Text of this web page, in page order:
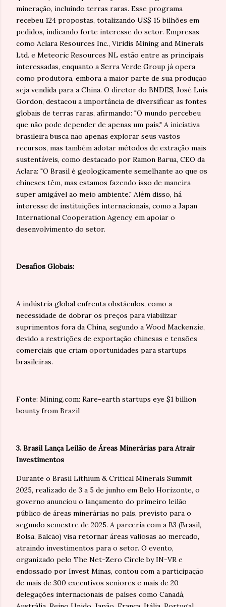
mineração, incluindo terras raras. Esse programa
recebeu 124 propostas, totalizando US$ 15 bilhões em
pedidos, indicando forte interesse do setor. Empresas
como Aclara Resources Inc., Viridis Mining and Minerals
Ltd. e Meteoric Resources NL estão entre as principais
interessadas, enquanto a Serra Verde Group já opera
como produtora, embora a maior parte de sua produção
seja vendida para a China. O diretor do BNDES, José Luis
Gordon, destacou a importância de diversificar as fontes
globais de terras raras, afirmando: "O mundo percebeu
que não pode depender de apenas um país." A iniciativa
brasileira busca não apenas explorar seus vastos
recursos, mas também adotar métodos de extração mais
sustentáveis, como destacado por Ramon Barua, CEO da
Aclara: "O Brasil é geologicamente semelhante ao que os
chineses têm, mas estamos fazendo isso de maneira
super amigável ao meio ambiente." Além disso, há
interesse de instituições internacionais, como a Japan
International Cooperation Agency, em apoiar o
desenvolvimento do setor.
Desafios Globais:
A indústria global enfrenta obstáculos, como a
necessidade de dobrar os preços para viabilizar
suprimentos fora da China, segundo a Wood Mackenzie,
devido a restrições de exportação chinesas e tensões
comerciais que criam oportunidades para startups
brasileiras.
Fonte: Mining.com: Rare-earth startups eye $1 billion
bounty from Brazil
3. Brasil Lança Leilão de Áreas Minerárias para Atrair
Investimentos
Durante o Brasil Lithium & Critical Minerals Summit
2025, realizado de 3 a 5 de junho em Belo Horizonte, o
governo anunciou o lançamento do primeiro leilão
público de áreas minerárias no país, previsto para o
segundo semestre de 2025. A parceria com a B3 (Brasil,
Bolsa, Balcão) visa retornar áreas valiosas ao mercado,
atraindo investimentos para o setor. O evento,
organizado pelo The Net-Zero Circle by IN-VR e
endossado por Invest Minas, contou com a participação
de mais de 300 executivos seniores e mais de 20
delegações internacionais de países como Canadá,